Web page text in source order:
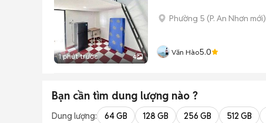
1 phút trước 4
Phường 5 (P. An Nhơn mới)
Văn Hào5.0
Bạn cần tìm dung lượng nào ?
Dung lượng: 64 GB 128 GB 256 GB 512 GB